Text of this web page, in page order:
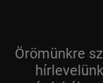
Örömünkre